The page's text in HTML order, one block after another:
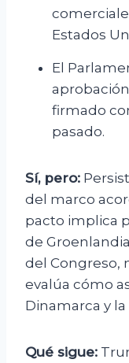
Estados
El
firmado
pasado.
Sí, pero:
del marco
pacto implica
de
del Congreso,
evalúa cómo
Dinamarca y
Qué sigue: